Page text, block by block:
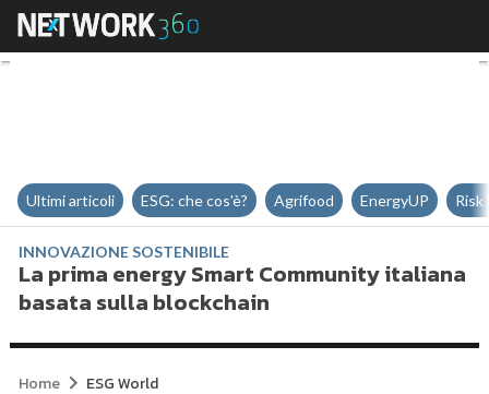
La prima energy Smart
Ultimi articoli ESG: che cos'è? Agrifood EnergyUP Risk
INNOVAZIONE SOSTENIBILE
La prima energy Smart Community italiana
basata sulla blockchain
Home ESG World